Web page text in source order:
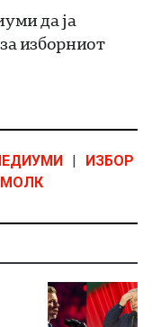
да ја
изборниот
|
ИЗБОР
МОЛК